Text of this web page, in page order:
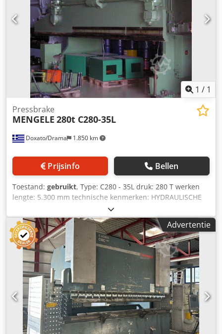
1 / 1
Doxato/Drama 1.850 km
Pressbrake
MENGELE 280t C280-35L
Prijsinfo Bellen
Toestand: gebruikt, Type: C280 - 35L druk: 280 T werken
lengte: 5.300 mm technische kenmerken: HYDRAULISCHE
nieuwe hydraulische en elektrische systemen Crsdpfx Ago
Du Txsrjf
Advertentie